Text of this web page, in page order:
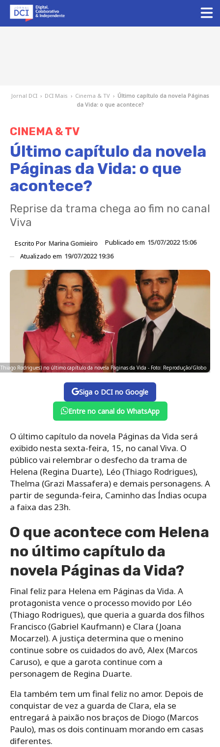
Jornal DCI › DCI Mais › Cinema & TV › Último capítulo da novela Páginas
da Vida: o que acontece?
CINEMA & TV
Último capítulo da novela
Páginas da Vida: o que
acontece?
Reprise da trama chega ao fim no canal
Viva
Escrito Por Marina Gomieiro Publicado em 15/07/2022 15:06
Atualizado em 19/07/2022 19:36
Rodrigues) no último capítulo da novela Páginas da Vida - Foto: Reprodução/Globo
Siga o DCI no Google
Entre no canal do WhatsApp
O último capítulo da novela Páginas da Vida será
exibido nesta sexta-feira, 15, no canal Viva. O
público vai relembrar o desfecho da trama de
Helena (Regina Duarte), Léo (Thiago Rodrigues),
Thelma (Grazi Massafera) e demais personagens. A
partir de segunda-feira, Caminho das Índias ocupa
a faixa das 23h.
O que acontece com Helena
no último capítulo da
novela Páginas da Vida?
Final feliz para Helena em Páginas da Vida. A
protagonista vence o processo movido por Léo
(Thiago Rodrigues), que queria a guarda dos filhos
Francisco (Gabriel Kaufmann) e Clara (Joana
Mocarzel). A justiça determina que o menino
continue sobre os cuidados do avô, Alex (Marcos
Caruso), e que a garota continue com a
personagem de Regina Duarte.
Ela também tem um final feliz no amor. Depois de
conquistar de vez a guarda de Clara, ela se
entregará à paixão nos braços de Diogo (Marcos
Paulo), mas os dois continuam morando em casas
diferentes.